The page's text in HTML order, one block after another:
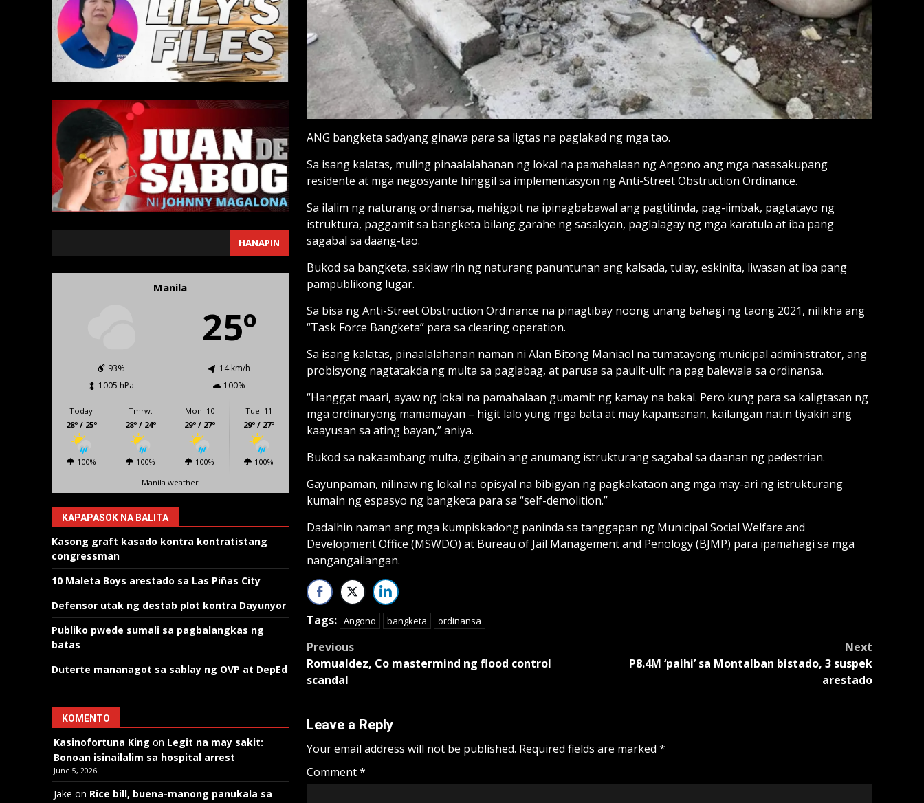
ANG bangketa sadyang ginawa para sa ligtas na paglakad ng mga tao.
Sa isang kalatas, muling pinaalalahanan ng lokal na pamahalaan ng Angono ang mga nasasakupang
residente at mga negosyante hinggil sa implementasyon ng Anti-Street Obstruction Ordinance.
Sa ilalim ng naturang ordinansa, mahigpit na ipinagbabawal ang pagtitinda, pag-iimbak, pagtatayo ng
istruktura, paggamit sa bangketa bilang garahe ng sasakyan, paglalagay ng mga karatula at iba pang
sagabal sa daang-tao.
Bukod sa bangketa, saklaw rin ng naturang panuntunan ang kalsada, tulay, eskinita, liwasan at iba pang
pampublikong lugar.
Sa bisa ng Anti-Street Obstruction Ordinance na pinagtibay noong unang bahagi ng taong 2021, nilikha ang
“Task Force Bangketa” para sa clearing operation.
Sa isang kalatas, pinaalalahanan naman ni Alan Bitong Maniaol na tumatayong municipal administrator, ang
probisyong nagtatakda ng multa sa paglabag, at parusa sa paulit-ulit na pag balewala sa ordinansa.
“Hanggat maari, ayaw ng lokal na pamahalaan gumamit ng kamay na bakal. Pero kung para sa kaligtasan ng
mga ordinaryong mamamayan – higit lalo yung mga bata at may kapansanan, kailangan natin tiyakin ang
kaayusan sa ating bayan,” aniya.
Bukod sa nakaambang multa, gigibain ang anumang istrukturang sagabal sa daanan ng pedestrian.
Gayunpaman, nilinaw ng lokal na opisyal na bibigyan ng pagkakataon ang mga may-ari ng istrukturang
kumain ng espasyo ng bangketa para sa “self-demolition.”
Dadalhin naman ang mga kumpiskadong paninda sa tanggapan ng Municipal Social Welfare and
Development Office (MSWDO) at Bureau of Jail Management and Penology (BJMP) para ipamahagi sa mga
nangangailangan.
Tags: Angono bangketa ordinansa
Post
navigation
Previous
Romualdez, Co mastermind ng flood control
scandal
Next
P8.4M ‘paihi’ sa Montalban bistado, 3 suspek
arestado
Leave a Reply
Your email address will not be published. Required fields are marked *
Comment*
HANAPIN
Manila
25º
93%
14 km/h
1005 hPa
100%
Today
28º / 25º
100%
Tmrw.
28º / 24º
100%
Mon. 10
29º / 27º
100%
Tue. 11
29º / 27º
100%
Manila weather
KAPAPASOK NA BALITA
Kasong graft kasado kontra kontratistang
congressman
10 Maleta Boys arestado sa Las Piñas City
Defensor utak ng destab plot kontra Dayunyor
Publiko pwede sumali sa pagbalangkas ng
batas
Duterte mananagot sa sablay ng OVP at DepEd
KOMENTO
Kasinofortuna King on Legit na may sakit:
Bonoan isinailalim sa hospital arrest
June 5, 2026
Jake on Rice bill, buena-manong panukala sa